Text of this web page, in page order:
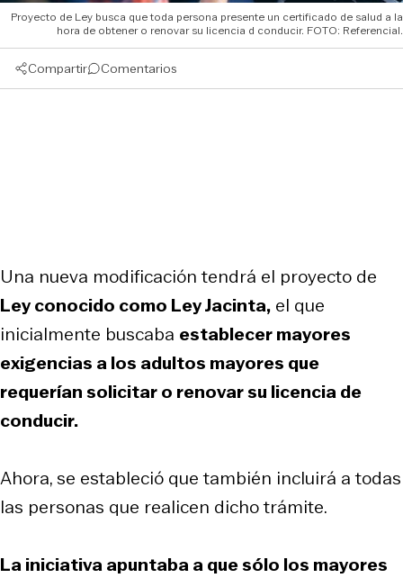
Proyecto de Ley busca que toda persona presente un certificado de salud a la
hora de obtener o renovar su licencia d conducir. FOTO: Referencial.
Compartir Comentarios
Una nueva modificación tendrá el proyecto de
Ley conocido como Ley Jacinta, el que
inicialmente buscaba establecer mayores
exigencias a los adultos mayores que
requerían solicitar o renovar su licencia de
conducir.
Ahora, se estableció que también incluirá a todas
las personas que realicen dicho trámite.
La iniciativa apuntaba a que sólo los mayores